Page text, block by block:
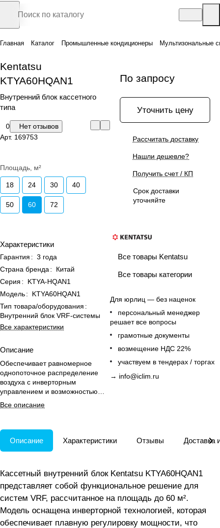
Главная Каталог Промышленные кондиционеры Мультизональные
Kentatsu
KTYA60HQAN1
Внутренний блок кассетного
типа
0
Нет отзывов
Арт. 169753
Площадь, м²
18 24 30 40
50 60 72
Характеристики
Гарантия : 3 года
Страна бренда :
Китай
Серия :
KTYA-HQAN1
Модель:
KTYA60HQAN1
Тип товара/оборудования :
Внутренний блок VRF-системы
Все характеристики
Описание
Обеспечивает равномерное
однопоточное распределение
воздуха с инверторным
управлением и возможностью
обогрева для помещений до 60
м².
Все описание
По запросу
Уточнить цену
Рассчитать доставку
Нашли дешевле?
Получить счет / КП
Срок доставки
уточняйте
Все товары Kentatsu
Все товары категории
Для юрлиц — без наценок
персональный менеджер
решает все вопросы
грамотные документы
возмещение НДС 22%
участвуем в тендерах / торгах
→ info@iclim.ru
Описание Характеристики Отзывы Доставка
Кассетный внутренний блок Kentatsu KTYA60HQAN1
представляет собой функциональное решение для
систем VRF, рассчитанное на площадь до 60 м².
Модель оснащена инверторной технологией, которая
обеспечивает плавную регулировку мощности, что